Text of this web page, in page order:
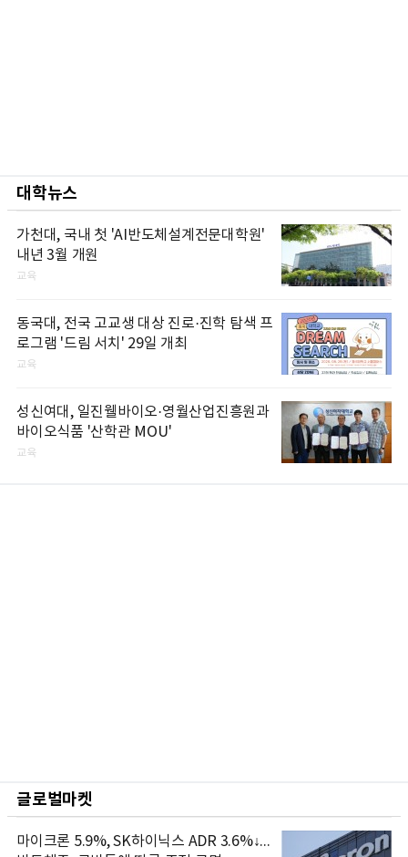
대학뉴스
가천대, 국내 첫 'AI반도체설계전문대학원'
내년 3월 개원
교육
동국대, 전국 고교생 대상 진로·진학 탐색 프
로그램 '드림 서치' 29일 개최
교육
성신여대, 일진웰바이오·영월산업진흥원과
바이오식품 '산학관 MOU'
교육
글로벌마켓
마이크론 5.9%, SK하이닉스 ADR 3.6%↓...